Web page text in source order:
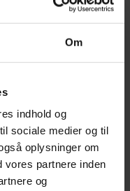
Om
indhold og
sociale medier og til
oplysninger om
vores partnere inden
og